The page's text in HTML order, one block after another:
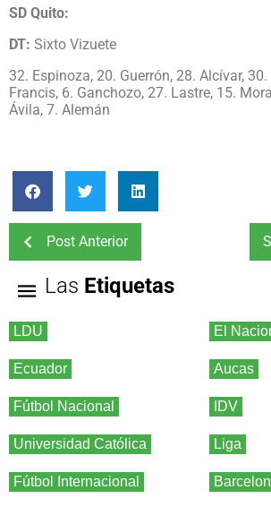
SD Quito:
DT: Sixto Vizuete
32. Espinoza, 20. Guerrón, 28. Alcívar, 30.
Francis, 6. Ganchozo, 27. Lastre, 15.
Ávila, 7. Alemán
Post Anterior
Las Etiquetas
LDU El
Ecuador Aucas
Fútbol Nacional IDV
Universidad Católica Liga
Fútbol Internacional